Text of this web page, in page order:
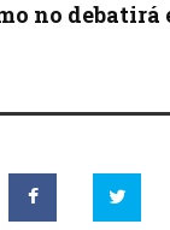
no debatirá